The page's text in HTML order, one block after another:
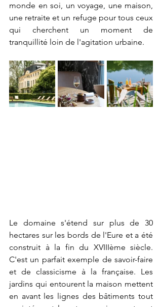
monde en soi, un voyage, une maison,
une retraite et un refuge pour tous ceux
qui cherchent un moment de
tranquillité loin de l'agitation urbaine.
Le domaine s'étend sur plus de 30
hectares sur les bords de l'Eure et a été
construit à la fin du XVIIIème siècle.
C'est un parfait exemple de savoir-faire
et de classicisme à la française. Les
jardins qui entourent la maison mettent
en avant les lignes des bâtiments tout